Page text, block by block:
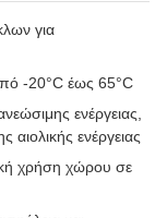
για
-20°C έως 65°C
ενέργειας,
αιολικής ενέργειας
χρήση χώρου σε